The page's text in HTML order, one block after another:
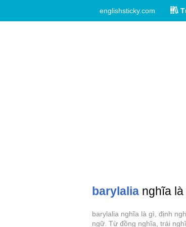
englishsticky.com
barylalia nghĩa
barylalia nghĩa là gì, định
ngữ. Từ đồng nghĩa, trái